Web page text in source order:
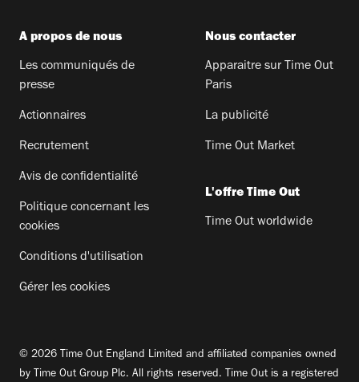
A propos de nous
Les communiqués de
presse
Actionnaires
Recrutement
Avis de confidentialité
Politique concernant les
cookies
Conditions d'utilisation
Gérer les cookies
Nous contacter
Apparaitre sur Time Out
Paris
La publicité
Time Out Market
L'offre Time Out
Time Out worldwide
© 2026 Time Out England Limited and affiliated companies owned
by Time Out Group Plc. All rights reserved. Time Out is a registered